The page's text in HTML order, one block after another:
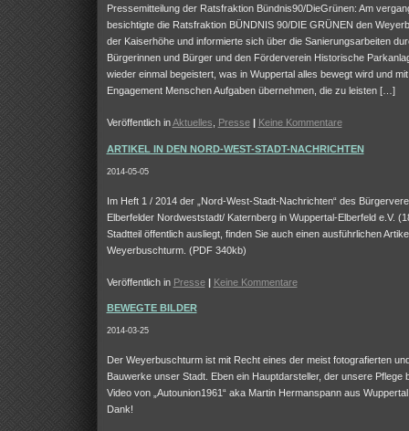
Pressemitteilung der Ratsfraktion Bündnis90/DieGrünen: Am
besichtigte die Ratsfraktion BÜNDNIS 90/DIE GRÜNEN den
der Kaiserhöhe und informierte sich über die Sanierungsarbeiten
Bürgerinnen und Bürger und den Förderverein Historische
wieder einmal begeistert, was in Wuppertal alles bewegt wird und
Engagement Menschen Aufgaben übernehmen, die zu leisten […]
Veröffentlich inAktuelles Presse | Keine Kommentare
ARTIKEL IN DEN NORD-WEST-STADT-NACHRICHTEN
2014-05-05
Im Heft 1 / 2014 der „Nord-West-Stadt-Nachrichten“ des
Elberfelder Nordweststadt/ Katernberg in Wuppertal-Elberfeld e.V.
Stadtteil öffentlich ausliegt, finden Sie auch einen ausführlichen
Weyerbuschturm. (PDF 340kb)
Veröffentlich in Presse | Keine Kommentare
BEWEGTE BILDER
2014-03-25
Der Weyerbuschturm ist mit Recht eines der meist fotografierten
Bauwerke unser Stadt. Eben ein Hauptdarsteller, der unsere Pflege
Video von „Autounion1961“ aka Martin Hermanspann aus
Dank!